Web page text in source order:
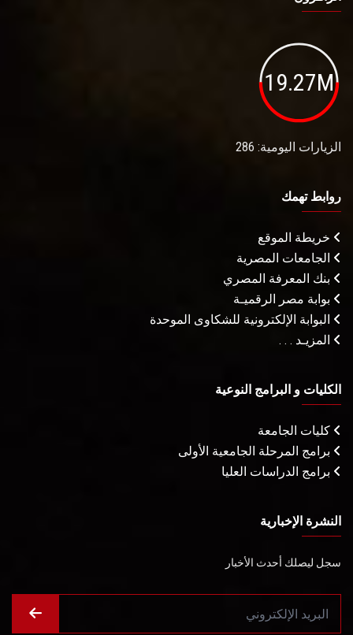
19.27M
الزيارات اليومية: 286
روابط تهمك
خريطة الموقع
الجامعات المصرية
بنك المعرفة المصري
بوابة مصر الرقميـة
البوابة الإلكترونية للشكاوى الموحدة
المزيـد . . .
الكليات و البرامج النوعية
كليات الجامعة
برامج المرحلة الجامعية الأولى
برامج الدراسات العليا
النشرة الإخبارية
سجل ليصلك أحدث الأخبار